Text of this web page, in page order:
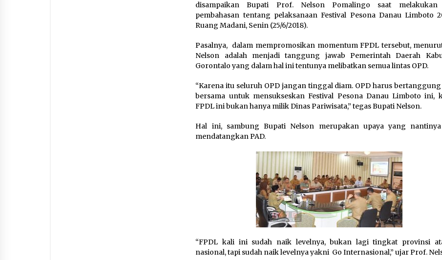
disampaikan Bupati Prof. Nelson Pomalingo saat melakukan
pembahasan tentang pelaksanaan Festival Pesona Danau Limboto
Ruang Madani, Senin (25/6/2018).
Pasalnya, dalam mempromosikan momentum FPDL tersebut,
Nelson adalah menjadi tanggung jawab Pemerintah Daerah
Gorontalo yang dalam hal ini tentunya melibatkan semua lintas OPD.
“Karena itu seluruh OPD jangan tinggal diam. OPD harus bertanggung
bersama untuk mensukseskan Festival Pesona Danau Limboto ini,
FPDL ini bukan hanya milik Dinas Pariwisata,” tegas Bupati Nelson.
Hal ini, sambung Bupati Nelson merupakan upaya yang
mendatangkan PAD.
“FPDL kali ini sudah naik levelnya, bukan lagi tingkat provinsi
nasional, tapi sudah naik levelnya yakni Go Internasional,” ujar Prof.